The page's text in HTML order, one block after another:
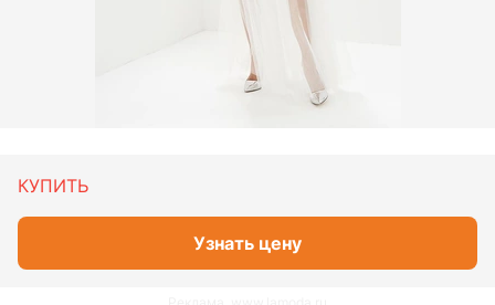
КУПИТЬ
Узнать цену